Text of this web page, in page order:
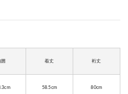
囲 着丈 裄丈
58.5cm 80cm